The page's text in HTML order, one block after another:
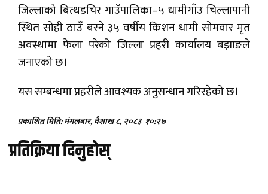
जिल्लाको बित्थडचिर गाउँपालिका–५ धामीगाँउ चिल्लापानी
स्थित सोही ठाउँ बस्ने ३५ वर्षीय किशन धामी सोमवार मृत
अवस्थामा फेला परेको जिल्ला प्रहरी कार्यालय बझाङले
जनाएको छ।
यस सम्बन्धमा प्रहरीले आवश्यक अनुसन्धान गरिरहेको छ।
प्रकाशित मिति: मंगलबार, वैशाख ८, २०८३ १०:२७
प्रतिक्रिया दिनुहोस्